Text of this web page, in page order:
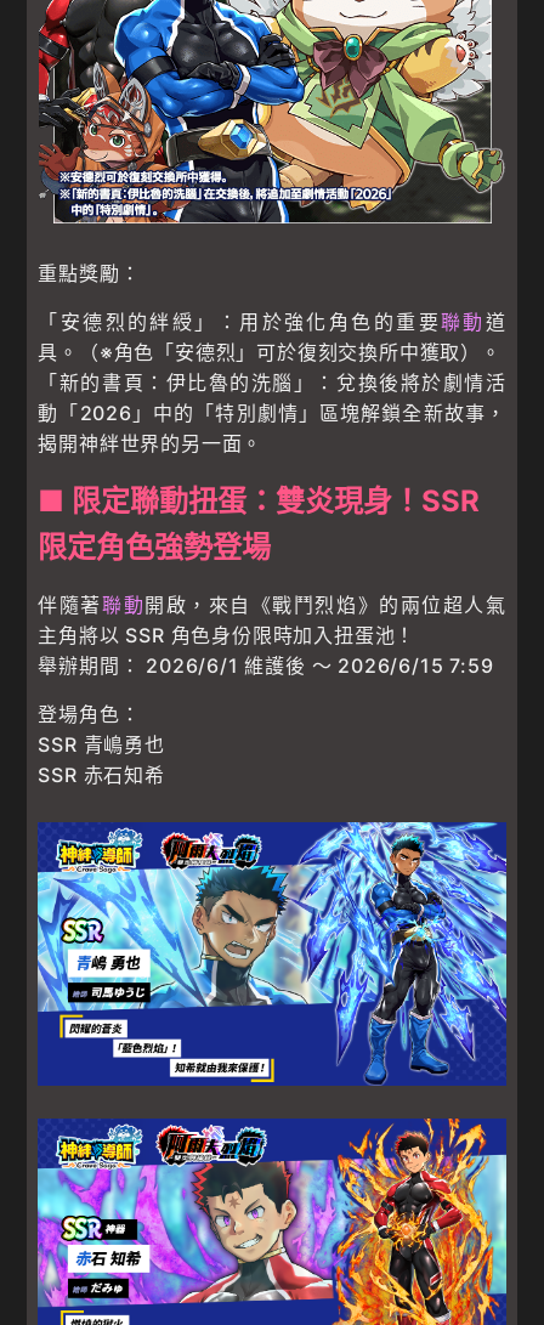
重點獎勵：
「安德烈的絆綬」：用於強化角色的重要聯動 道
具。（※角色「安德烈」可於復刻交換所中獲取）。
「新的書頁：伊比魯的洗腦」：兌換後將於劇情活
動「2026」中的「特別劇情」區塊解鎖全新故事，
揭開神絆世界的另一面。
■ 限定聯動扭蛋：雙炎現身！SSR
限定角色強勢登場
伴隨著聯動開啟，來自《戰鬥烈焰》的兩位超人氣
主角將以 SSR 角色身份限時加入扭蛋池！
舉辦期間： 2026/6/1 維護後 ～ 2026/6/15 7:59
登場角色：
SSR 青嶋勇也
SSR 赤石知希